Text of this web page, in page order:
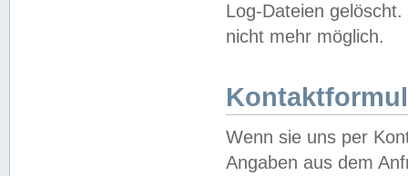
Log-Dateien
nicht mehr möglich.
Wenn sie uns per
Angaben aus dem